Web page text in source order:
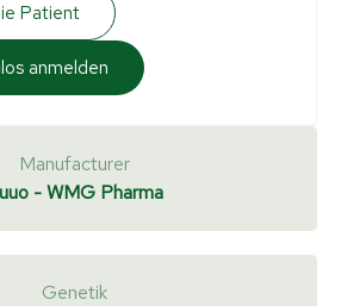
Patient
anmelden
Manufacturer
- WMG Pharma
Genetik